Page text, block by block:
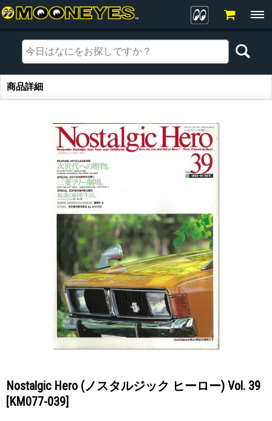
商品詳細
商品詳細
Nostalgic Hero (ノスタルジック ヒーロー) Vol. 39
[KM077-039]